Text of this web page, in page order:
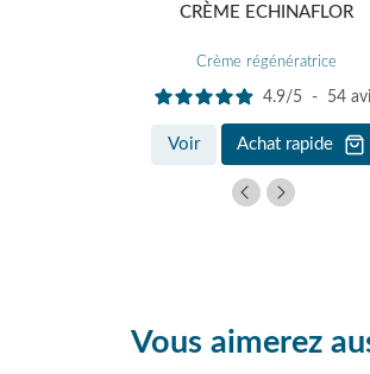
CRÈME ECHINAFLOR
Crème régénératrice
4.9/5 - 54
Voir Achat rapide
Vous aimerez